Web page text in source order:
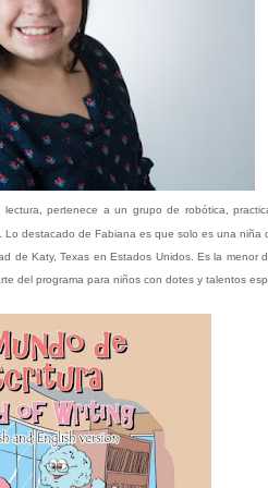
pertenece a un grupo de robótica,
destacado de Fabiana es que solo es una niña
de Katy, Texas en Estados Unidos. Es la menor
del programa para niños con dotes y talentos